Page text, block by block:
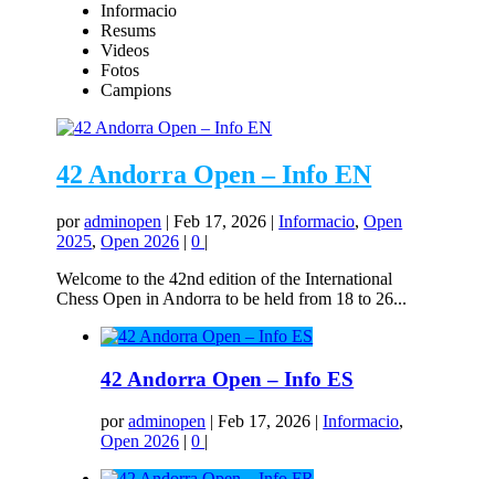
Informacio
Resums
Videos
Fotos
Campions
42 Andorra Open – Info EN
poradminopen |Feb 17, 2026 |Informacio,Open
2025,Open 2026 |0 |
Welcome to the 42nd edition of the International
Chess Open in Andorra to be held from 18 to 26...
42 Andorra Open – Info ES
poradminopen |Feb 17, 2026 |Informacio,
Open 2026 |0 |